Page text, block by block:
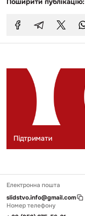
Підтримати
Електронна пошта
slidstvo.info@gmail.com
Номер телефону